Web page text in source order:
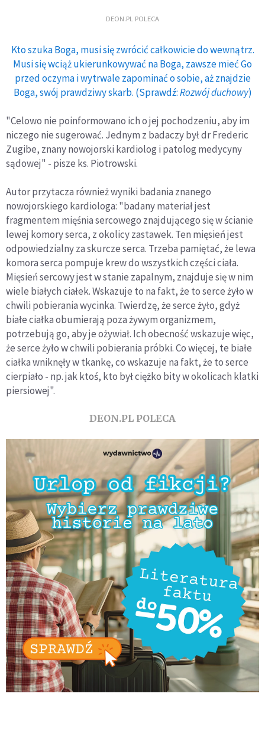
DEON.PL POLECA
Kto szuka Boga, musi się zwrócić całkowicie do wewnątrz.
Musi się wciąż ukierunkowywać na Boga, zawsze mieć Go
przed oczyma i wytrwale zapominać o sobie, aż znajdzie
Boga, swój prawdziwy skarb. (Sprawdź:Rozwój duchowy)
"Celowo nie poinformowano ich o jej pochodzeniu, aby im
niczego nie sugerować. Jednym z badaczy był dr Frederic
Zugibe, znany nowojorski kardiolog i patolog medycyny
sądowej" - pisze ks. Piotrowski.
Autor przytacza również wyniki badania znanego
nowojorskiego kardiologa: "badany materiał jest
fragmentem mięśnia sercowego znajdującego się w ścianie
lewej komory serca, z okolicy zastawek. Ten mięsień jest
odpowiedzialny za skurcze serca. Trzeba pamiętać, że lewa
komora serca pompuje krew do wszystkich części ciała.
Mięsień sercowy jest w stanie zapalnym, znajduje się w nim
wiele białych ciałek. Wskazuje to na fakt, że to serce żyło w
chwili pobierania wycinka. Twierdzę, że serce żyło, gdyż
białe ciałka obumierają poza żywym organizmem,
potrzebują go, aby je ożywiał. Ich obecność wskazuje więc,
że serce żyło w chwili pobierania próbki. Co więcej, te białe
ciałka wniknęły w tkankę, co wskazuje na fakt, że to serce
cierpiało - np. jak ktoś, kto był ciężko bity w okolicach klatki
piersiowej".
DEON.PL POLECA